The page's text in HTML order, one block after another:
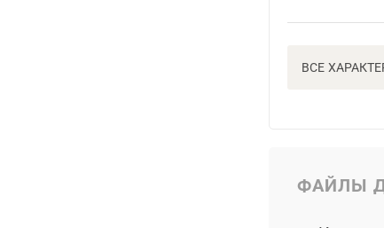
ВСЕ
ФАЙЛЫ